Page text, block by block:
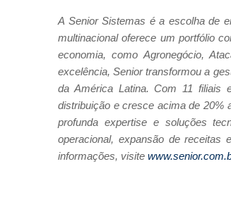
A Senior Sistemas é a escolha de
multinacional oferece um portfólio
economia, como Agronegócio,
excelência, Senior transformou a
da América Latina. Com 11 filiais
distribuição e cresce acima de 20%
profunda expertise e soluções
operacional, expansão de receitas
informações, visite